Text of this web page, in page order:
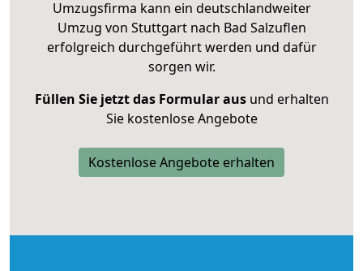
Umzugsfirma kann ein deutschlandweiter
Umzug von Stuttgart nach Bad Salzuflen
erfolgreich durchgeführt werden und dafür
sorgen wir.
Füllen Sie jetzt das Formular ausund erhalten
Sie kostenlose Angebote
Kostenlose Angebote erhalten